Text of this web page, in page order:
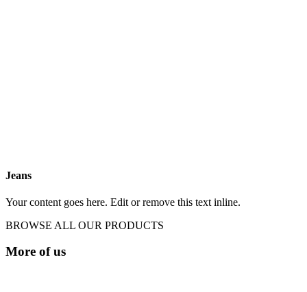
Jeans
Your content goes here. Edit or remove this text inline.
BROWSE ALL OUR PRODUCTS
More of us